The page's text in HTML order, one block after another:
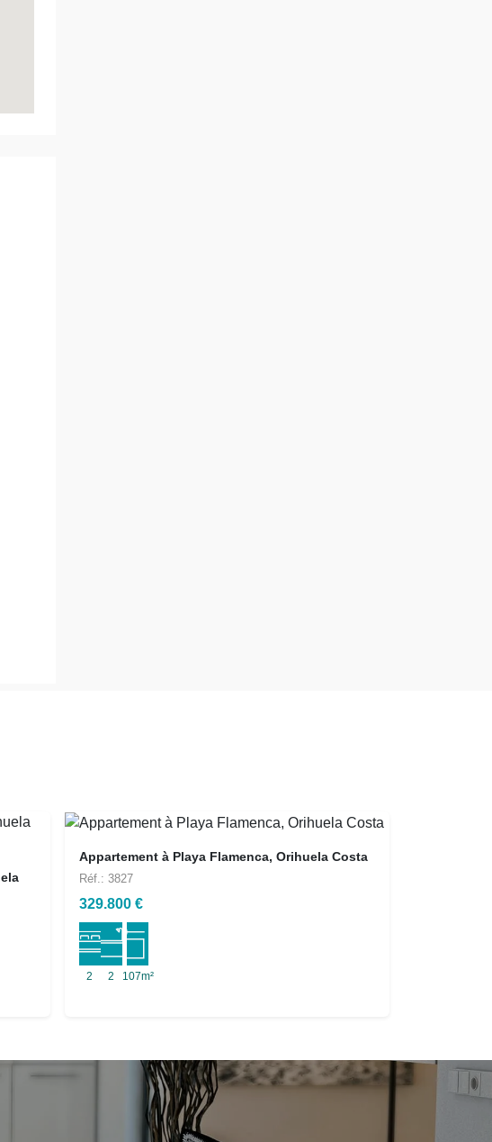
Appartement à Playa Flamenca, Orihuela Costa
Réf.: 3827
329.800 €
2 2 107m²